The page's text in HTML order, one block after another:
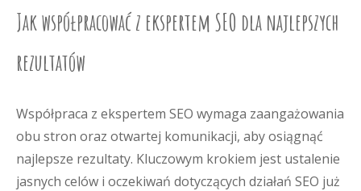
Jak współpracować z ekspertem SEO dla najlepszych
rezultatów
Współpraca z ekspertem SEO wymaga zaangażowania
obu stron oraz otwartej komunikacji, aby osiągnąć
najlepsze rezultaty. Kluczowym krokiem jest ustalenie
jasnych celów i oczekiwań dotyczących działań SEO już